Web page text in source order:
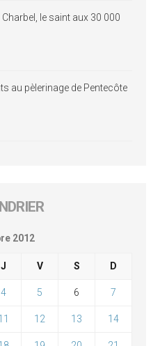
le saint aux 30 000
au pèlerinage de Pentecôte
2012
J V S D
4 5 6 7
12 13 14